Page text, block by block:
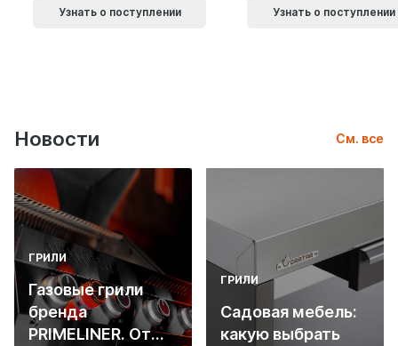
Узнать о поступлении Узнать о поступлении
Новости См. все
ГРИЛИ
Газовые грили
бренда
PRIMELINER. От
ГРИЛИ
Садовая мебель:
какую выбрать